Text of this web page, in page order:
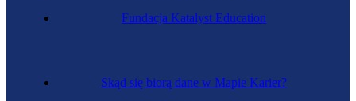
Skąd się biorą dane w Mapie Karier?
Fundacja Katalyst Education